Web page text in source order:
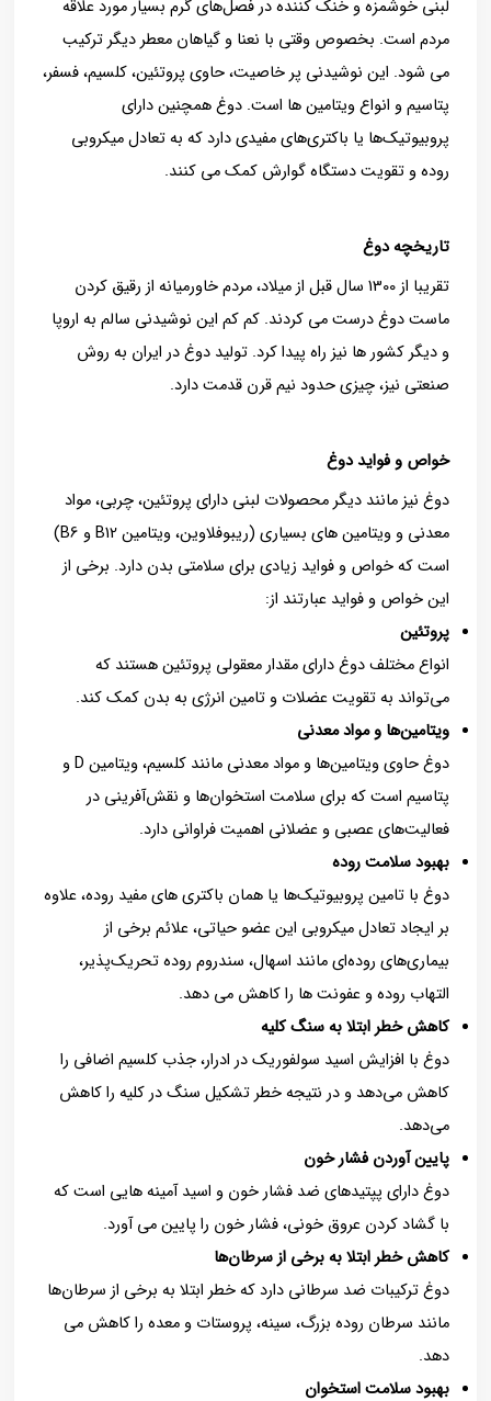
لبنی خوشمزه و خنک کننده در فصل‌های گرم بسیار مورد علاقه
مردم است. بخصوص وقتی با نعنا و گیاهان معطر دیگر ترکیب
می شود. این نوشیدنی پر خاصیت، حاوی پروتئین، کلسیم، فسفر،
پتاسیم و انواع ویتامین ها است. دوغ همچنین دارای
پروبیوتیک‌ها یا باکتری‌های مفیدی دارد که به تعادل میکروبی
روده و تقویت دستگاه گوارش کمک می‌ کنند.
تاریخچه دوغ
تقریبا از 1300 سال قبل از میلاد، مردم خاورمیانه از رقیق کردن
ماست دوغ درست می کردند. کم کم این نوشیدنی سالم به اروپا
و دیگر کشور ها نیز راه پیدا کرد. تولید دوغ در ایران به روش
صنعتی نیز، چیزی حدود نیم قرن قدمت دارد.
خواص و فواید دوغ
دوغ نیز مانند دیگر محصولات لبنی دارای پروتئین، چربی، مواد
معدنی و ویتامین های بسیاری (ریبوفلاوین، ویتامین B12 و B6)
است که خواص و فواید زیادی برای سلامتی بدن دارد. برخی از
این خواص و فواید عبارتند از:
پروتئین
انواع مختلف دوغ دارای مقدار معقولی پروتئین هستند که
می‌تواند به تقویت عضلات و تامین انرژی به بدن کمک کند.
ویتامین‌ها و مواد معدنی
دوغ حاوی ویتامین‌ها و مواد معدنی مانند کلسیم، ویتامین D و
پتاسیم است که برای سلامت استخوان‌ها و نقش‌آفرینی در
فعالیت‌های عصبی و عضلانی اهمیت فراوانی دارد.
بهبود سلامت روده
دوغ با تامین پروبیوتیک‌ها یا همان باکتری های مفید روده، علاوه
بر ایجاد تعادل میکروبی این عضو حیاتی، علائم برخی از
بیماری‌های روده‌ای مانند اسهال، سندروم روده تحریک‌پذیر،
التهاب روده و عفونت ها را کاهش می دهد.
کاهش خطر ابتلا به سنگ کلیه
دوغ با افزایش اسید سولفوریک در ادرار، جذب کلسیم اضافی را
کاهش می‌دهد و در نتیجه خطر تشکیل سنگ در کلیه را کاهش
می‌دهد.
پایین آوردن فشار خون
دوغ دارای پپتید‌های ضد فشار خون و اسید آمینه هایی است که
با گشاد کردن عروق خونی، فشار خون را پایین می آورد.
کاهش خطر ابتلا به برخی از سرطان‌ها
دوغ ترکیبات ضد سرطانی دارد که خطر ابتلا به برخی از سرطان‌ها
مانند سرطان روده بزرگ، سینه، پروستات و معده را کاهش می
دهد.
بهبود سلامت استخوان